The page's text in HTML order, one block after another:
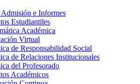
e Informes
Estudiantiles
Académica
Virtual
de Responsabilidad Social
de Relaciones Institucionales
del Profesorado
Académicos